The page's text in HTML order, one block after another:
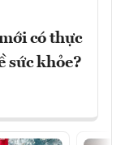
có thực
sức khỏe?